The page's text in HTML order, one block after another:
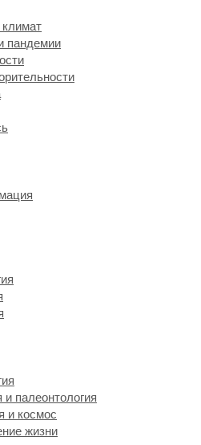
климат
пандемии
и палеонтология
и космос
жизни